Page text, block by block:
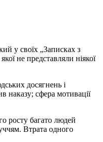
у своїх „Записках з
не представляли ніякої
досягнень і
наказу; сфера мотивації
росту багато людей
Втрата одного